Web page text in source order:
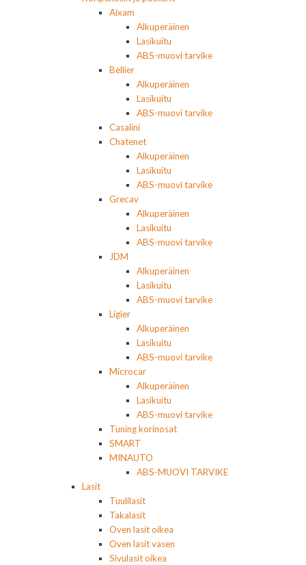
Aixam
Alkuperäinen
Lasikuitu
ABS-muovi tarvike
Bellier
Alkuperäinen
Lasikuitu
ABS-muovi tarvike
Casalini
Chatenet
Alkuperäinen
Lasikuitu
ABS-muovi tarvike
Grecav
Alkuperäinen
Lasikuitu
ABS-muovi tarvike
JDM
Alkuperäinen
Lasikuitu
ABS-muovi tarvike
Ligier
Alkuperäinen
Lasikuitu
ABS-muovi tarvike
Microcar
Alkuperäinen
Lasikuitu
ABS-muovi tarvike
Tuning korinosat
SMART
MINAUTO
ABS-MUOVI TARVIKE
Lasit
Tuulilasit
Takalasit
Oven lasit oikea
Oven lasit vasen
Sivulasit oikea